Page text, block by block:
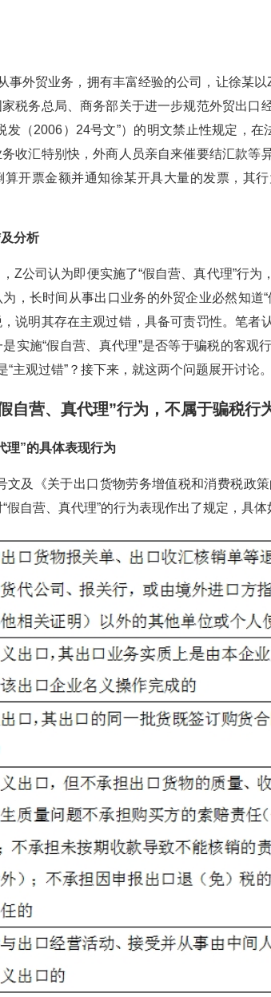
事外贸业务，拥有丰富经验的公司，让徐某
税务总局、商务部关于进一步规范外贸出口
发（2006）24号文”）的明文禁止性规定，
收汇特别快，外商人员亲自来催要结汇款等
开票金额并通知徐某开具大量的发票，其
分析
Z公司认为即便实施了“假自营、真代理”行为
，长时间从事出口业务的外贸企业必然知道
说明其存在主观过错，具备可责罚性。笔者
实施“假自营、真代理”是否等于骗税的客观
“主观过错”？接下来，就这两个问题展开讨论。
自营、真代理”行为，不属于骗税行
理”的具体表现行为
文及《关于出口货物劳务增值税和消费税政
假自营、真代理”的行为表现作出了规定，具体